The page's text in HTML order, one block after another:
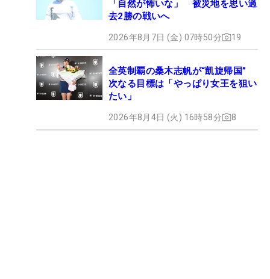
「自然が怖いな」 被災地を思い過
去2勝の戦いへ
2026年8月7日 (金) 07時50分 19
全英制覇の桑木志帆が“凱旋帰国”
次なる目標は「やっぱり女王を狙い
たい」
2026年8月4日 (火) 16時58分 8